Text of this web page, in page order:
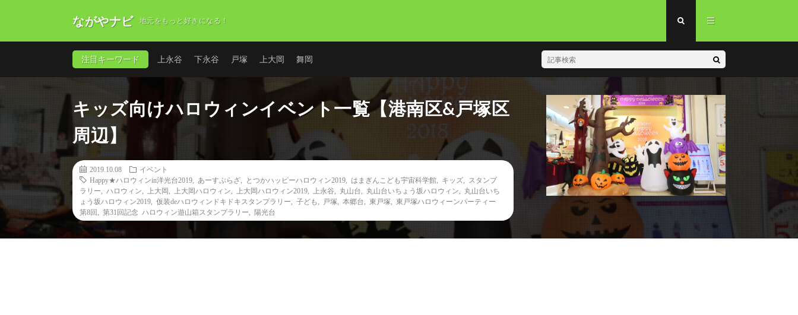
ながやナビ 地元をもっと好きになる！
注目キーワード 上永谷 下永谷 戸塚 上大岡 舞岡
キッズ向けハロウィンイベント一覧【港南区&戸塚区
周辺】
2019.10.08
イベント
Happy★ハロウィンin洋光台2019
あーすぷらざ とつかハッピーハロウィン2019 はまぎんこども宇宙科学館 キッズ
スタンプ
ラリー
ハロウィン 上大岡 上大岡ハロウィン 上大岡ハロウィン2019 上永谷 丸山台 丸山台いちょう坂ハロウィン
丸山台いち
ょう坂ハロウィン2019
仮装deハロウィンドキドキスタンプラリー 子ども 戸塚 本郷台 東戸塚
東戸塚ハロウィーンパーティー
第8回
第31回記念 ハロウィン遊山箱スタンプラリー 陽光台